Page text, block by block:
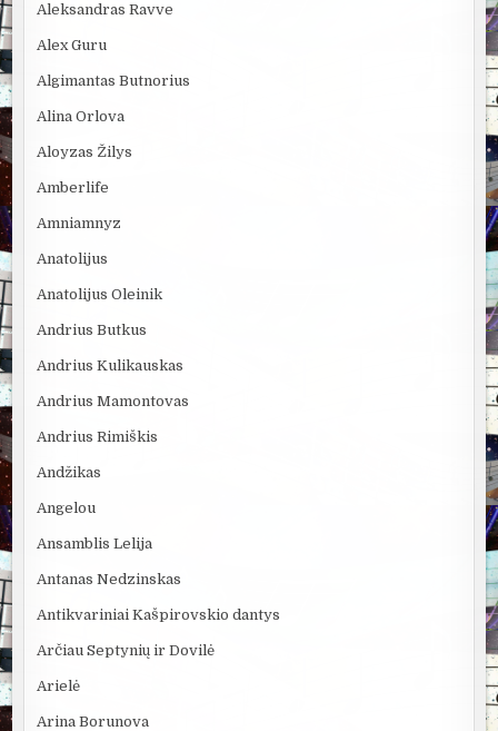
Aleksandras Ravve
Alex Guru
Algimantas Butnorius
Alina Orlova
Aloyzas Žilys
Amberlife
Amniamnyz
Anatolijus
Anatolijus Oleinik
Andrius Butkus
Andrius Kulikauskas
Andrius Mamontovas
Andrius Rimiškis
Andžikas
Angelou
Ansamblis Lelija
Antanas Nedzinskas
Antikvariniai Kašpirovskio dantys
Arčiau Septynių ir Dovilė
Arielė
Arina Borunova